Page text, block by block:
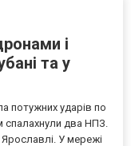
і
та у
потужних ударів по
спалахнули два НПЗ.
Ярославлі. У мережі